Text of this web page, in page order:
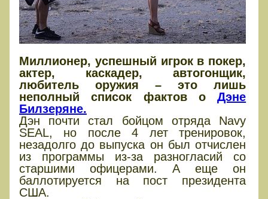
Миллионер, успешный игрок в покер,
актер, каскадер, автогонщик,
любитель оружия – это лишь
неполный список фактов оДэне
Билзеряне.
Дэн почти стал бойцом отряда Navy
SEAL, но после 4 лет тренировок,
незадолго до выпуска он был отчислен
из программы из-за разногласий со
старшими офицерами. А еще он
баллотируется на пост президента
США.